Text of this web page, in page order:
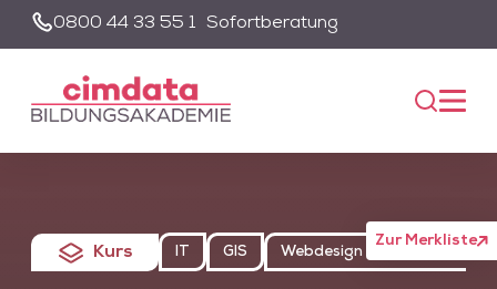
0800 44 33 55 1 Sofortberatung
Zur Merkliste
Unsere Suche wird von einem KI-gestützten Chatbot-System
der Datenschutzerklärung zustimmen und die entsprechenden
Kurs IT GIS Webdesign &